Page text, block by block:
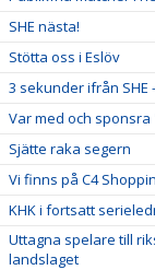
SHE nästa!
Stötta oss i Eslöv
3 sekunder ifrån SHE
Var med och sponsra
Sjätte raka segern
Vi finns på C4
KHK i fortsatt
Uttagna spelare till
landslaget